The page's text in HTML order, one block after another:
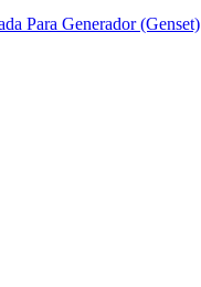
Para Generador (Genset)